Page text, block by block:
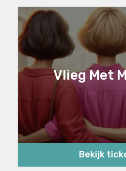
Vlieg Met
Bekijk